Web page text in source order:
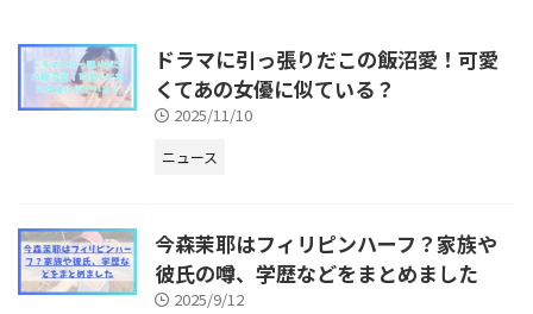
ドラマに引っ張りだこの飯沼愛！可愛
くてあの女優に似ている？
2025/11/10
ニュース
今森茉耶はフィリピンハーフ？家族や
彼氏の噂、学歴などをまとめました
2025/9/12